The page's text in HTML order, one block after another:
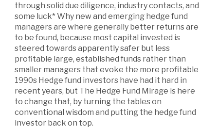
through solid due diligence, industry contacts, and
some luck* Why new and emerging hedge fund
managers are where generally better returns are
to be found, because most capital invested is
steered towards apparently safer but less
profitable large, established funds rather than
smaller managers that evoke the more profitable
1990s Hedge fund investors have had it hard in
recent years, but The Hedge Fund Mirage is here
to change that, by turning the tables on
conventional wisdom and putting the hedge fund
investor back on top.